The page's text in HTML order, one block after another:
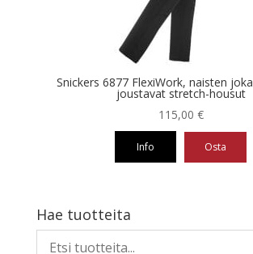
Snickers 6877 FlexiWork, naisten
joustavat stretch-housut
115,00 €
Info Osta
on
useampi
muunnelma.
Hae tuotteita